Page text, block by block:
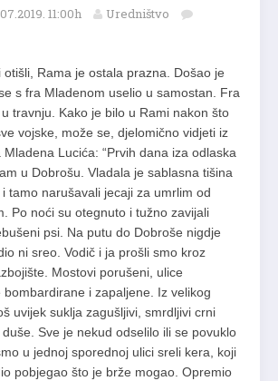
11:00h Uredništvo
otišli, Rama je ostala prazna. Došao je
s fra Mladenom uselio u samostan. Fra
travnju. Kako je bilo u Rami nakon što
vojske, može se, djelomično vidjeti iz
Lucića: “Prvih dana iza odlaska
u Dobrošu. Vladala je sablasna tišina
tamo narušavali jecaji za umrlim od
Po noći su otegnuto i tužno zavijali
psi. Na putu do Dobroše nigdje
ni sreo. Vodič i ja prošli smo kroz
Mostovi porušeni, ulice
bombardirane i zapaljene. Iz velikog
uvijek suklja zagušljivi, smrdljivi crni
Sve je nekud odselilo ili se povuklo
u jednoj sporednoj ulici sreli kera, koji
pobjegao što je brže mogao. Opremio